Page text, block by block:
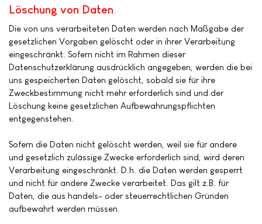
Löschung von Daten
Die von uns verarbeiteten Daten werden nach Maßgabe der
gesetzlichen Vorgaben gelöscht oder in ihrer Verarbeitung
eingeschränkt. Sofern nicht im Rahmen dieser
Datenschutzerklärung ausdrücklich angegeben, werden die bei
uns gespeicherten Daten gelöscht, sobald sie für ihre
Zweckbestimmung nicht mehr erforderlich sind und der
Löschung keine gesetzlichen Aufbewahrungspflichten
entgegenstehen.
Sofern die Daten nicht gelöscht werden, weil sie für andere
und gesetzlich zulässige Zwecke erforderlich sind, wird deren
Verarbeitung eingeschränkt. D.h. die Daten werden gesperrt
und nicht für andere Zwecke verarbeitet. Das gilt z.B. für
Daten, die aus handels- oder steuerrechtlichen Gründen
aufbewahrt werden müssen.